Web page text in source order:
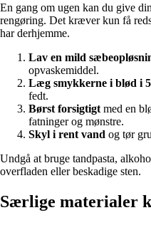
En gang om ugen kan du give
rengøring. Det kræver kun få
har derhjemme.
Lav en mild
opvaskemiddel.
Læg smykkerne i blød i
fedt.
Børst forsigtigt med en
fatninger og mønstre.
Skyl i rent vand og tør
Undgå at bruge tandpasta,
overfladen eller beskadige sten.
Særlige materialer